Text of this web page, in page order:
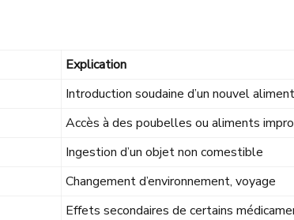
Explication
Introduction soudaine d’un nouvel aliment
Accès à des poubelles ou aliments
Ingestion d’un objet non comestible
Changement d’environnement, voyage
Effets secondaires de certains